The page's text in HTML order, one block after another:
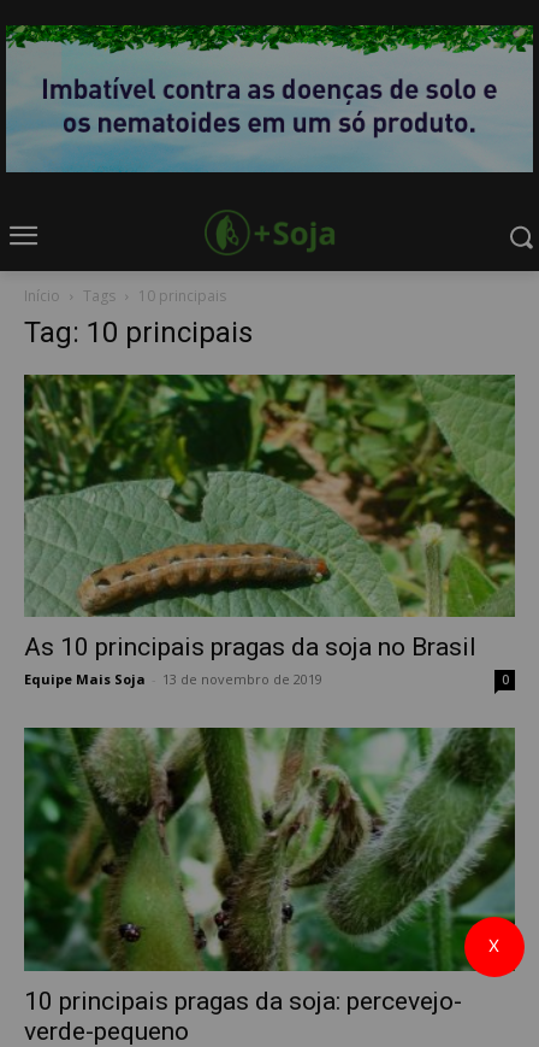
Início Tags 10 principais
Tag: 10 principais
As 10 principais pragas da soja no Brasil
Equipe Mais Soja 13 de novembro de 2019 0
10 principais pragas da soja: percevejo-
verde-pequeno
X